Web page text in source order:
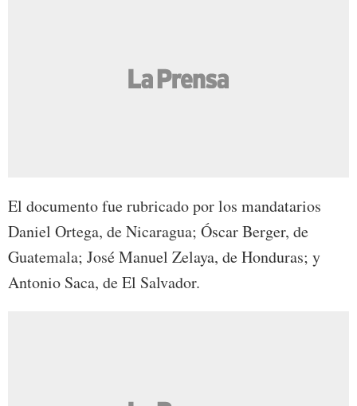
El documento fue rubricado por los mandatarios
Daniel Ortega, de Nicaragua; Óscar Berger, de
Guatemala; José Manuel Zelaya, de Honduras; y
Antonio Saca, de El Salvador.